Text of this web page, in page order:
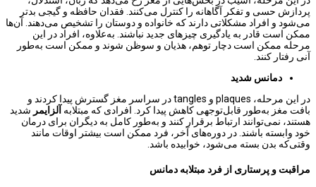
پردازش حسی و تفکر آگاهانه را کنترل می‌کنند. فقدان حافظه و گیجی بدتر
می‌شود و افراد مشکلاتی دارند که خانواده و دوستان را تشخیص می‌دهند. آن‌ها
ممکن است قادر به یادگیری چیزهای جدید نباشند. به‌علاوه، افراد در این
مرحله ممکن است دچار توهم، هذیان و سوظن شوند و ممکن است به‌طور
آنی رفتار کنند.
دمانس شدید
در این مرحله، plaques و tangles در سراسر مغز گسترش پیدا کردند و
بافت مغز به‌طور قابل‌توجهی کاهش پیدا کرد. افرادی که مبتلابه آلزایمر شدید
هستند، نمی‌توانند ارتباط برقرار کنند و به‌طور کامل به دیگران برای درمان
خود وابسته باشند. در دوره‌های آخر، فرد ممکن است بیشتر اوقات مانند
وقتی‌که بدن بسته می‌شود، خوابیده باشد.
مراقبت و پرستاری از فرد مبتلابه دمانس